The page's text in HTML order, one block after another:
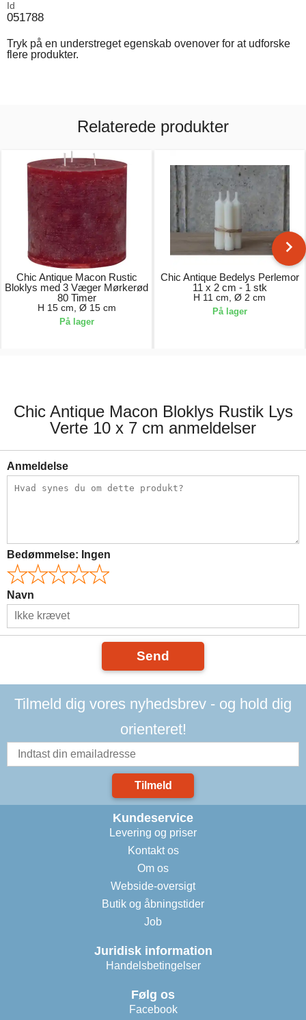
Id
051788
Tryk på en understreget egenskab ovenover for at udforske
flere produkter.
Relaterede produkter
Chic Antique Macon Rustic
Bloklys med 3 Væger Mørkerød
80 Timer
H 15 cm, Ø 15 cm
På lager
Chic Antique Bedelys Perlemor
11 x 2 cm - 1 stk
H 11 cm, Ø 2 cm
På lager
Chic Antique Macon Bloklys Rustik Lys
Verte 10 x 7 cm anmeldelser
Anmeldelse
Bedømmelse: Ingen
Navn
Send
Tilmeld dig vores nyhedsbrev - og hold dig
orienteret!
Tilmeld
Kundeservice
Levering og priser
Kontakt os
Om os
Webside-oversigt
Butik og åbningstider
Job
Juridisk information
Handelsbetingelser
Følg os
Facebook